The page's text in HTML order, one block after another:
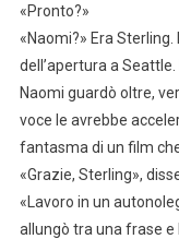
«Pronto?»
«Naomi?» Era
dell’apertura a
Naomi guardò oltre,
voce le avrebbe
fantasma di un film
«Grazie, Sterling»,
«Lavoro in un
allungò tra una frase e